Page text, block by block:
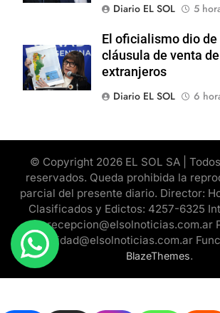
Diario EL SOL
5
El oficialismo dio de
cláusula de venta
extranjeros
Diario EL SOL
6
© Copyright 2026 EL SOL SA |
reservados. Queda prohibida la
parcial del presente diario. Director:
Clasificados y Edictos: 4257-6325
recepcion@elsolnoticias.com.ar
publicidad@elsolnoticias.com.ar
BlazeThemes.